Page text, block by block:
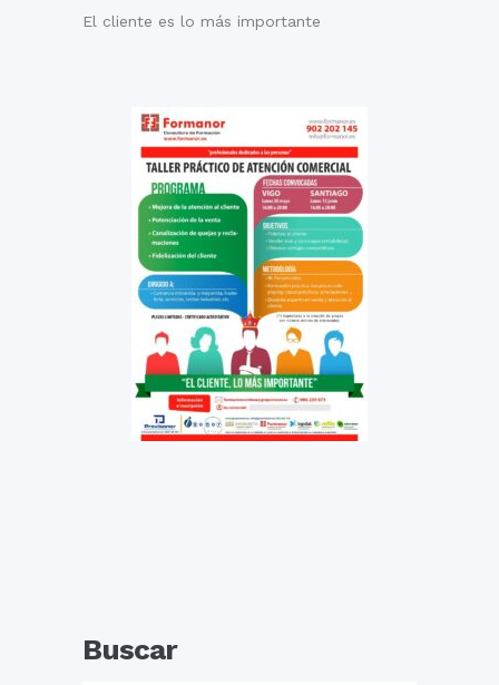
El cliente es lo más importante
Buscar